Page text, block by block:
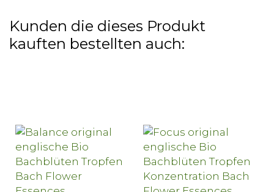
Kunden die dieses Produkt
kauften bestellten auch: